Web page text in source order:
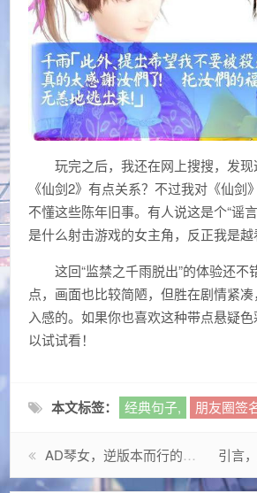
玩完之后，我还在网上搜搜，发
《仙剑2》有点关系？不过我对《仙剑
不懂这些陈年旧事。有人说这是个“谣
是什么射击游戏的女主角，反正我是越
这回“监禁之千雨脱出”的体验还不
点，画面也比较简陋，但胜在剧情紧
入感的。如果你也喜欢这种带点悬疑
以试试看！
本文标签： 经典句子, 朋友圈签
AD琴女，逆版本而行的狂欢，还是被误解的黑科技？ 引言